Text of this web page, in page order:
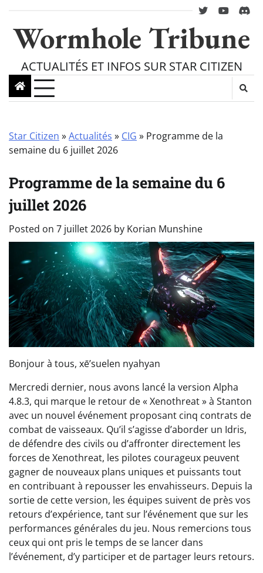
content
twitteryoutube
Wormhole Tribune
ACTUALITÉS ET INFOS SUR STAR CITIZEN
Star Citizen »Actualités » CIG » Programme de la
semaine du 6 juillet 2026
Programme de la semaine du 6
juillet 2026
Posted on 7 juillet 2026 by Korian Munshine
Bonjour à tous, xē’suelen nyahyan
Mercredi dernier, nous avons lancé la version Alpha
4.8.3, qui marque le retour de « Xenothreat » à Stanton
avec un nouvel événement proposant cinq contrats de
combat de vaisseaux. Qu’il s’agisse d’aborder un Idris,
de défendre des civils ou d’affronter directement les
forces de Xenothreat, les pilotes courageux peuvent
gagner de nouveaux plans uniques et puissants tout
en contribuant à repousser les envahisseurs. Depuis la
sortie de cette version, les équipes suivent de près vos
retours d’expérience, tant sur l’événement que sur les
performances générales du jeu. Nous remercions tous
ceux qui ont pris le temps de se lancer dans
l’événement, d’y participer et de partager leurs retours.